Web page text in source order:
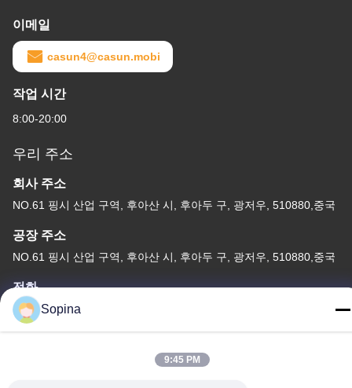
이메일
casun4@casun.mobi
작업 시간
8:00-20:00
우리 주소
회사 주소
NO.61 핑시 산업 구역, 후아산 시, 후아두 구, 광저우, 510880,중국
공장 주소
NO.61 핑시 산업 구역, 후아산 시, 후아두 구, 광저우, 510880,중국
전화
86-13539447986
Sopina
9:45 PM